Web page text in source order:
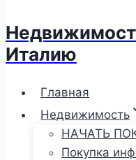
Италию
Главная
Недвижимость
НАЧАТЬ
Покупка